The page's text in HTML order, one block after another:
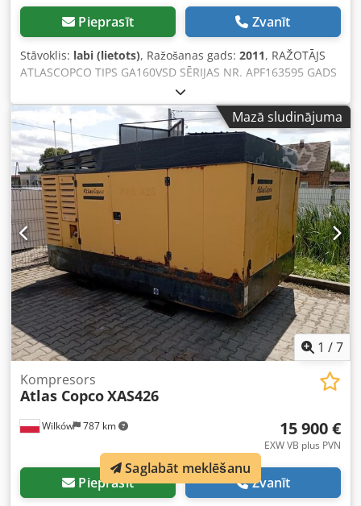
Pieprasīt Zvanīt
Stāvoklis: labi (lietots), Ražošanas gads: 2011, RAŽOTĀJS
ATLASCOPCO TIPS GA160VSD SĒRIJAS NR. APF163595 GADS
2011 JAUDA (kW) 186 RAŽĪBA (m³/min) 4,82-18,36 SPIEDIENS
(bar) 10 STUNDAS (DOK/KOPĀ) FREKVENCES PĀRVEIDOTĀJS
jā Dodpfx Asygx U Sjdweck
Mazā sludinājuma
1 /7
Wilków 787 km
Kompresors
Atlas CopcoXAS426
15 900 €
EXW VB plus PVN
Pieprasīt Zvanīt
Saglabāt meklēšanu